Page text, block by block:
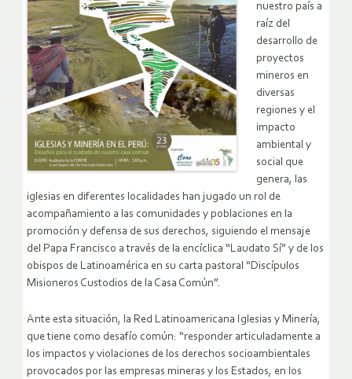
nuestro país a
raíz del
desarrollo de
proyectos
mineros en
diversas
regiones y el
impacto
ambiental y
social que
genera, las
iglesias en diferentes localidades han jugado un rol de
acompañamiento a las comunidades y poblaciones en la
promoción y defensa de sus derechos, siguiendo el mensaje
del Papa Francisco a través de la encíclica “Laudato Sí” y de los
obispos de Latinoamérica en su carta pastoral “Discípulos
Misioneros Custodios de la Casa Común”.
Ante esta situación, la Red Latinoamericana Iglesias y Minería,
que tiene como desafío común: “responder articuladamente a
los impactos y violaciones de los derechos socioambientales
provocados por las empresas mineras y los Estados, en los